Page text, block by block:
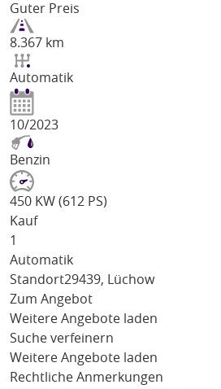
Guter Preis
8.367 km
Automatik
10/2023
Benzin
450 KW (612 PS)
Kauf
1
Automatik
Standort29439, Lüchow
Zum Angebot
Weitere Angebote laden
Suche verfeinern
Weitere Angebote laden
Rechtliche Anmerkungen